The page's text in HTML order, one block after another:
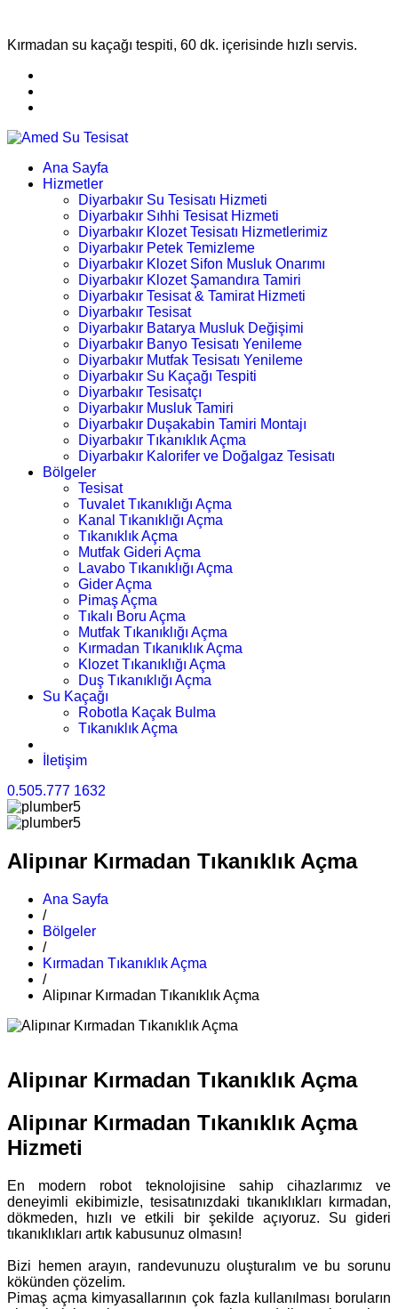
Kırmadan su kaçağı tespiti, 60 dk. içerisinde hızlı servis.
Ana Sayfa
Hizmetler
Diyarbakır Su Tesisatı Hizmeti
Diyarbakır Sıhhi Tesisat Hizmeti
Diyarbakır Klozet Tesisatı Hizmetlerimiz
Diyarbakır Petek Temizleme
Diyarbakır Klozet Sifon Musluk Onarımı
Diyarbakır Klozet Şamandıra Tamiri
Diyarbakır Tesisat & Tamirat Hizmeti
Diyarbakır Tesisat
Diyarbakır Batarya Musluk Değişimi
Diyarbakır Banyo Tesisatı Yenileme
Diyarbakır Mutfak Tesisatı Yenileme
Diyarbakır Su Kaçağı Tespiti
Diyarbakır Tesisatçı
Diyarbakır Musluk Tamiri
Diyarbakır Duşakabin Tamiri Montajı
Diyarbakır Tıkanıklık Açma
Diyarbakır Kalorifer ve Doğalgaz Tesisatı
Bölgeler
Tesisat
Tuvalet Tıkanıklığı Açma
Kanal Tıkanıklığı Açma
Tıkanıklık Açma
Mutfak Gideri Açma
Lavabo Tıkanıklığı Açma
Gider Açma
Pimaş Açma
Tıkalı Boru Açma
Mutfak Tıkanıklığı Açma
Kırmadan Tıkanıklık Açma
Klozet Tıkanıklığı Açma
Duş Tıkanıklığı Açma
Su Kaçağı
Robotla Kaçak Bulma
Tıkanıklık Açma
İletişim
0.505.777 1632
Alipınar Kırmadan Tıkanıklık Açma
Ana Sayfa
/
Bölgeler
/
Kırmadan Tıkanıklık Açma
/
Alipınar Kırmadan Tıkanıklık Açma
Alipınar Kırmadan Tıkanıklık Açma
Alipınar Kırmadan Tıkanıklık Açma
Hizmeti
En modern robot teknolojisine sahip cihazlarımız ve
deneyimli ekibimizle, tesisatınızdaki tıkanıklıkları kırmadan,
dökmeden, hızlı ve etkili bir şekilde açıyoruz. Su gideri
tıkanıklıkları artık kabusunuz olmasın!
Bizi hemen arayın, randevunuzu oluşturalım ve bu sorunu
kökünden çözelim.
Pimaş açma kimyasallarının çok fazla kullanılması boruların